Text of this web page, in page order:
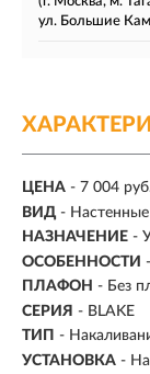
ул. Большие
ЦЕНА - 7 004
ВИД - Настенные
НАЗНАЧЕНИЕ -
ОСОБЕННОСТИ
ПЛАФОН - Без
СЕРИЯ - BLAKE
ТИП -
УСТАНОВКА -